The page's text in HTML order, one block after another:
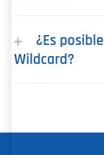
¿Es
Wildcard?